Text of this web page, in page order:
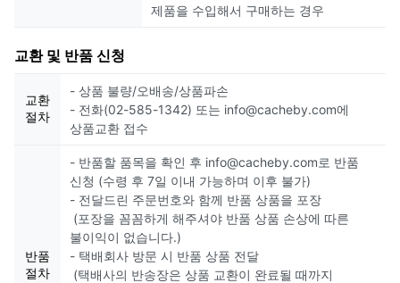
제품을 수입해서 구매하는 경우
교환 및 반품 신청
교환
절차
- 상품 불량/오배송/상품파손
- 전화(02-585-1342) 또는 info@cacheby.com에
상품교환 접수
반품
절차
- 반품할 품목을 확인 후 info@cacheby.com로 반품
신청 (수령 후 7일 이내 가능하며 이후 불가)
- 전달드린 주문번호와 함께 반품 상품을 포장
(포장을 꼼꼼하게 해주셔야 반품 상품 손상에 따른
불이익이 없습니다.)
- 택배회사 방문 시 반품 상품 전달
(택배사의 반송장은 상품 교환이 완료될 때까지